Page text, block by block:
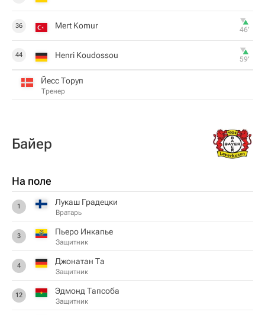
36 Mert Komur 46‎’‎
44 Henri Koudossou 59‎’‎
Йесс Торуп
Тренер
Байер
На поле
1 Лукаш Градецки
Вратарь
3 Пьеро Инкапье
Защитник
4 Джонатан Та
Защитник
12 Эдмонд Тапсоба
Защитник